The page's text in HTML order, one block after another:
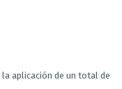
aplicación de un total de